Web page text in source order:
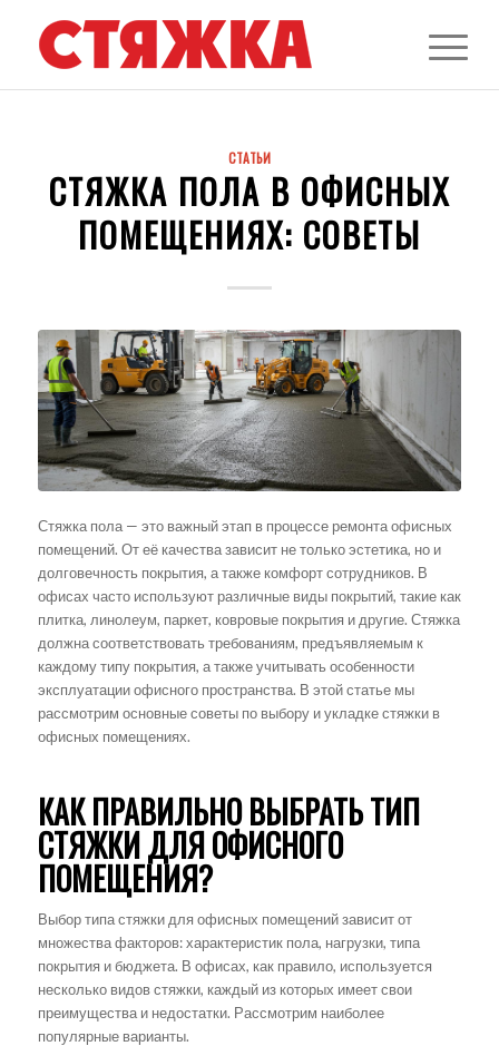
СТАТЬИ
СТЯЖКА ПОЛА В ОФИСНЫХ
ПОМЕЩЕНИЯХ: СОВЕТЫ
Стяжка пола — это важный этап в процессе ремонта офисных
помещений. От её качества зависит не только эстетика, но и
долговечность покрытия, а также комфорт сотрудников. В
офисах часто используют различные виды покрытий, такие как
плитка, линолеум, паркет, ковровые покрытия и другие. Стяжка
должна соответствовать требованиям, предъявляемым к
каждому типу покрытия, а также учитывать особенности
эксплуатации офисного пространства. В этой статье мы
рассмотрим основные советы по выбору и укладке стяжки в
офисных помещениях.
КАК ПРАВИЛЬНО ВЫБРАТЬ ТИП
СТЯЖКИ ДЛЯ ОФИСНОГО
ПОМЕЩЕНИЯ?
Выбор типа стяжки для офисных помещений зависит от
множества факторов: характеристик пола, нагрузки, типа
покрытия и бюджета. В офисах, как правило, используется
несколько видов стяжки, каждый из которых имеет свои
преимущества и недостатки. Рассмотрим наиболее
популярные варианты.